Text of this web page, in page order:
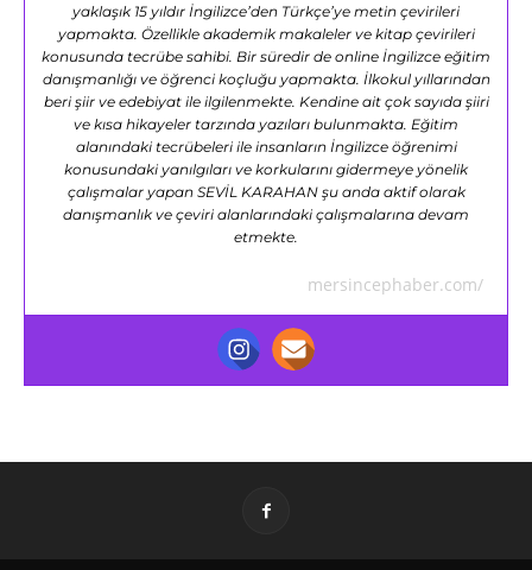
yaklaşık 15 yıldır İngilizce’den Türkçe’ye metin çevirileri
yapmakta. Özellikle akademik makaleler ve kitap çevirileri
konusunda tecrübe sahibi. Bir süredir de online İngilizce eğitim
danışmanlığı ve öğrenci koçluğu yapmakta. İlkokul yıllarından
beri şiir ve edebiyat ile ilgilenmekte. Kendine ait çok sayıda şiiri
ve kısa hikayeler tarzında yazıları bulunmakta. Eğitim
alanındaki tecrübeleri ile insanların İngilizce öğrenimi
konusundaki yanılgıları ve korkularını gidermeye yönelik
çalışmalar yapan SEVİL KARAHAN şu anda aktif olarak
danışmanlık ve çeviri alanlarındaki çalışmalarına devam
etmekte.
mersincephaber.com/